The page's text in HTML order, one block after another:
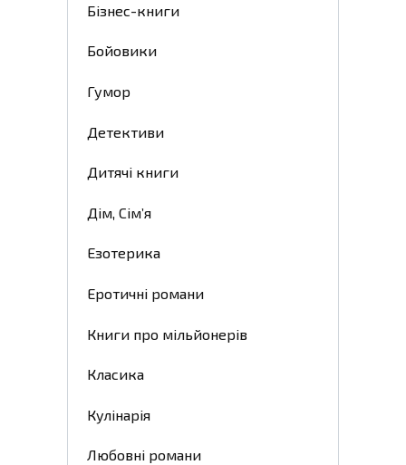
Бізнес-книги
Бойовики
Гумор
Детективи
Дитячі книги
Дім, Сім’я
Езотерика
Еротичні романи
Книги про мільйонерів
Класика
Кулінарія
Любовні романи